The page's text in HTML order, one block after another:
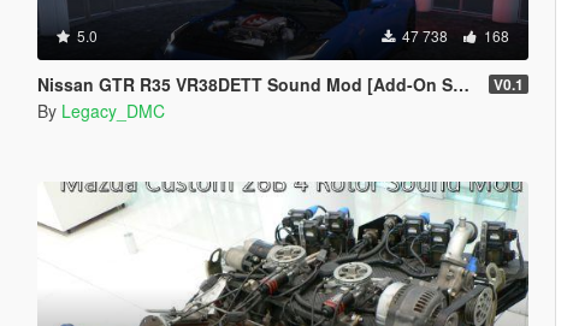
5.0 47 738 168
Nissan GTR R35 VR38DETT Sound Mod [Add-On SP / FiveM] V0.1
By Legacy_DMC